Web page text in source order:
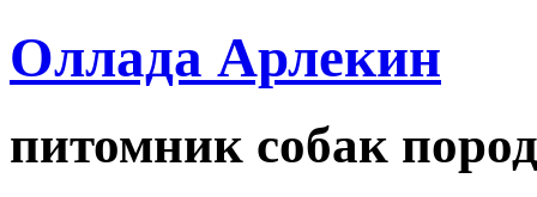
Оллада Арлекин
питомник собак